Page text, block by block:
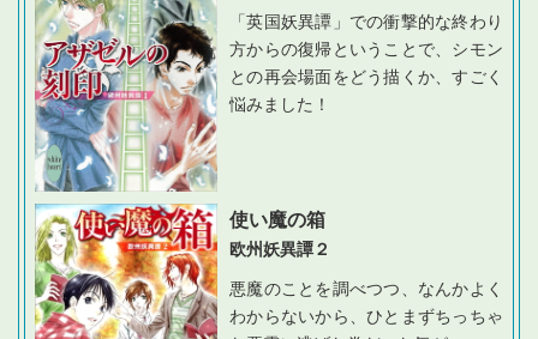
「英国妖異譚」での衝撃的な終わり
方からの復帰ということで、シモン
との再会場面をどう描くか、すごく
悩みました！
使い魔の箱
欧州妖異譚２
悪魔のことを調べつつ、なんかよく
わからないから、ひとまずちっちゃ